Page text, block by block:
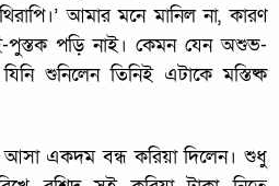
আমার মনে মানিল না, কারণ
পুস্তক পড়ি নাই। কেমন যেন অশুভ-
শুনিলেন তিনিই এটাকে মস্তিষ্ক
একদম বন্ধ করিয়া দিলেন। শুধু